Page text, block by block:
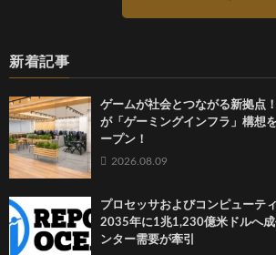
新着記事
ゲームが社会とつながる新拠点
が「ゲーミングインフラ」構想
ープン！
2026.08.09
プロセッサおよびコンピューテ
2035年に1兆1,230億米ドルへ
ンター需要が牽引